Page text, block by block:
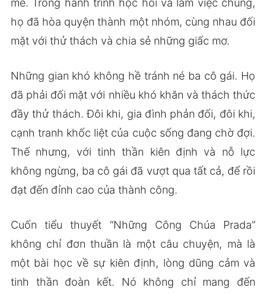
mẽ. Trong hành trình học hỏi và làm việc chung,
họ đã hòa quyện thành một nhóm, cùng nhau đối
mặt với thử thách và chia sẻ những giấc mơ.
Những gian khó không hề tránh né ba cô gái. Họ
đã phải đối mặt với nhiều khó khăn và thách thức
đầy thử thách. Đôi khi, gia đình phản đối, đôi khi,
cạnh tranh khốc liệt của cuộc sống đang chờ đợi.
Thế nhưng, với tinh thần kiên định và nỗ lực
không ngừng, ba cô gái đã vượt qua tất cả, để rồi
đạt đến đỉnh cao của thành công.
Cuốn tiểu thuyết “Những Công Chúa Prada”
không chỉ đơn thuần là một câu chuyện, mà là
một bài học về sự kiên định, lòng dũng cảm và
tinh thần đoàn kết. Nó không chỉ mang đến